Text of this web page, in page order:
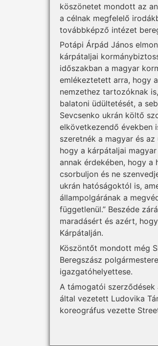
köszönetet mondott az
a célnak megfelelő
továbbképző intézet
Potápi Árpád János
kárpátaljai
időszakban a magyar
emlékeztetett arra, hogy
nemzethez tartozóknak
balatoni üdültetését, a
Sevcsenko ukrán költő
elkövetkezendő években
szeretnék a magyar és
hogy a kárpátaljai
annak érdekében, hogy a
csorbuljon és ne
ukrán hatóságoktól is,
állampolgárának a
függetlenül.” Beszéde
maradásért és azért,
Kárpátalján.
Köszöntőt mondott még
Beregszász
igazgatóhelyettese.
A támogatói szerződések
által vezetett Ludovika
koreográfus vezette